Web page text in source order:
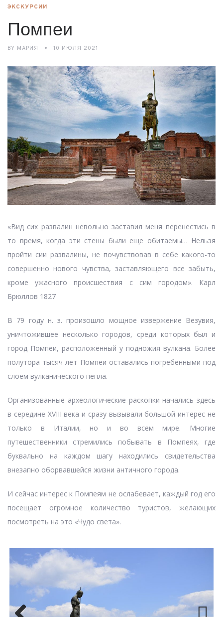
ЭКСКУРСИИ
Помпеи
BY МАРИЯ 10 ИЮЛЯ 2021
«Вид сих развалин невольно заставил меня перенестись в
то время, когда эти стены были еще обитаемы… Нельзя
пройти сии развалины, не почувствовав в себе какого-то
совершенно нового чувства, заставляющего все забыть,
кроме ужасного происшествия с сим городом». Карл
Брюллов 1827
В 79 году н. э. произошло мощное извержение Везувия,
уничтожившее несколько городов, среди которых был и
город Помпеи, расположенный у подножия вулкана. Более
полутора тысяч лет Помпеи оставались погребенными под
слоем вулканического пепла.
Организованные археологические раскопки начались здесь
в середине XVIII века и сразу вызывали большой интерес не
только в Италии, но и во всем мире. Многие
путешественники стремились побывать в Помпеях, где
буквально на каждом шагу находились свидетельства
внезапно оборвавшейся жизни античного города.
И сейчас интерес к Помпеям не ослабевает, каждый год его
посещает огромное количество туристов, желающих
посмотреть на это «Чудо света».